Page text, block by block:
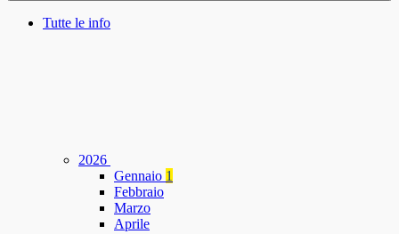
Tutte le info
2026
Gennaio 1
Febbraio
Marzo
Aprile